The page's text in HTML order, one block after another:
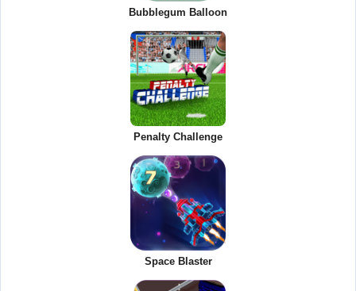
Bubblegum Balloon
Penalty Challenge
Space Blaster